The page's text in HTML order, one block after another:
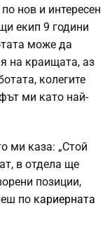
нов и интересен
екип 9 години
може да
на краищата, аз
колегите
ми като най-
ми каза: „Стой
в отдела ще
позиции,
по кариерната